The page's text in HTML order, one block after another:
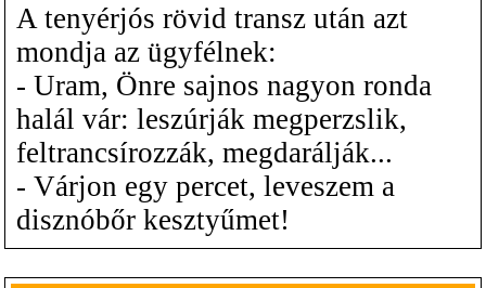
A tenyérjós rövid transz után azt
mondja az ügyfélnek:
- Uram, Önre sajnos nagyon ronda
halál vár: leszúrják megperzslik,
feltrancsírozzák, megdarálják...
- Várjon egy percet, leveszem a
disznóbőr kesztyűmet!